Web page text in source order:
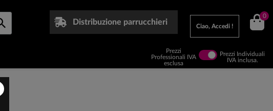
Distribuzione parrucchieri
Ciao, Accedi !
0
Prezzi
Professionali IVA
esclusa
Prezzi Individuali
IVA inclusa.